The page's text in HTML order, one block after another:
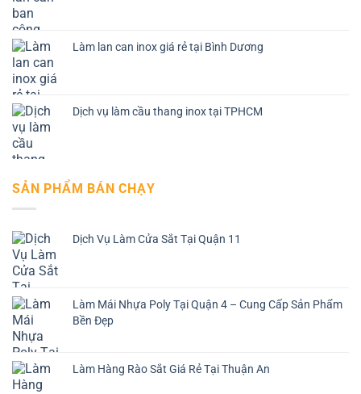
Làm lan can inox giá rẻ tại Bình Dương
Dịch vụ làm cầu thang inox tại TPHCM
SẢN PHẨM BÁN CHẠY
Dịch Vụ Làm Cửa Sắt Tại Quận 11
Làm Mái Nhựa Poly Tại Quận 4 – Cung Cấp Sản Phẩm
Bền Đẹp
Làm Hàng Rào Sắt Giá Rẻ Tại Thuận An